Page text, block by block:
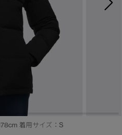
下取り申請
着用サイズ：S